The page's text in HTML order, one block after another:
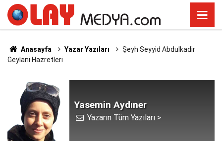
Anasayfa Yazar Yazıları
Şeyh Seyyid Abdulkadir
Geylani Hazretleri
Yasemin Aydıner
Yazarın Tüm Yazıları >